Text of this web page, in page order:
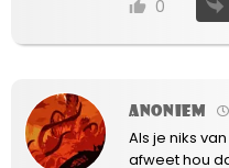
0
Anoniem
Als je niks
afweet hou